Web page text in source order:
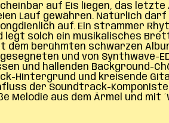
scheinbar auf Eis liegen, das
Lauf gewähren. Natürlich
auf. Ein strammer
legt solch ein musikalisches
dem berühmten schwarzen
und von Synthwave-
und hallenden Background-
Hintergrund und kreisende
der Soundtrack-
Melodie aus dem Ärmel und mit